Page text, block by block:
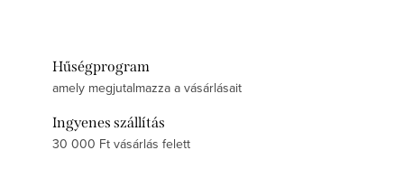
Hűségprogram
amely megjutalmazza a vásárlásait
Ingyenes szállítás
30 000 Ft vásárlás felett